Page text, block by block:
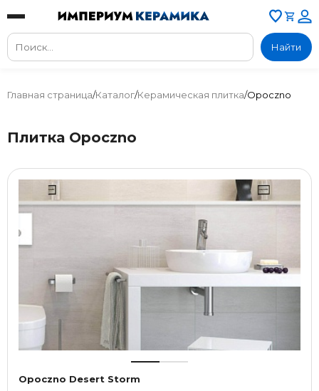
Найти
Главная страница/Каталог/Керамическая плитка/Opoczno
Плитка Opoczno
Opoczno Desert Storm